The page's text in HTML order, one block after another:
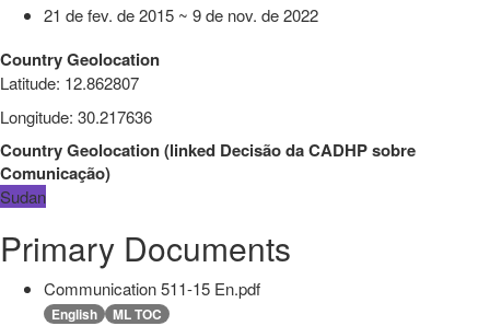
21 de fev. de 2015 ~ 9 de nov. de 2022
Country Geolocation
Latitude: 12.862807
Longitude: 30.217636
Country Geolocation(linked Decisão da CADHP sobre
Comunicação)
Sudan
Primary Documents
Communication 511-15 En.pdf
English ML TOC